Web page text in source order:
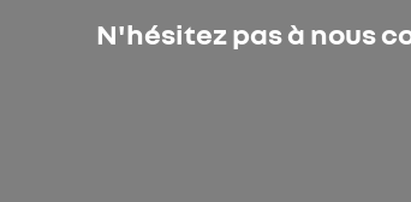
N'hésitez pas à nous